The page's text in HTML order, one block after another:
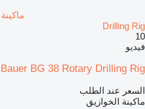
Drilling Rig
10
فيديو
Bauer BG 38 Rotary Drilling Rig
السعر عند الطلب
ماكينة الخوازيق